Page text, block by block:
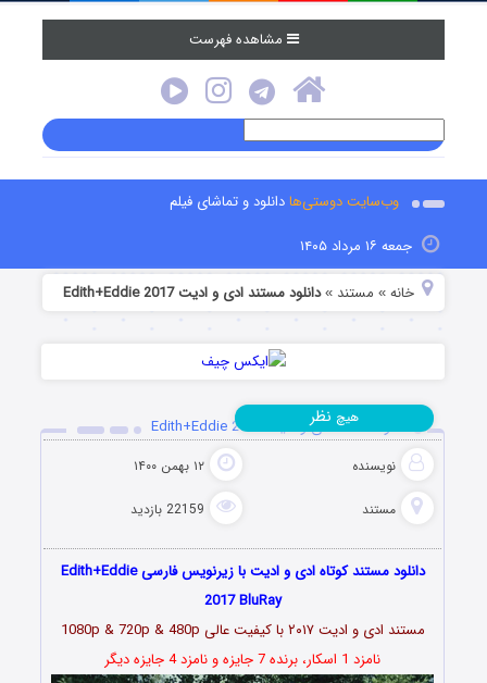
مشاهده فهرست
وب‌سایت دوستی‌هادانلود و تماشای فیلم
جمعه ۱۶ مرداد ۱۴۰۵
خانه » مستند »دانلود مستند ادی و ادیت Edith+Eddie 2017
دانلود مستند ادی و ادیت Edith+Eddie 2017
نویسنده ۱۲ بهمن ۱۴۰۰
مستند 22159 بازدید
هیچ نظر
دانلود مستند کوتاه ادی و ادیت با زیرنویس فارسی Edith+Eddie
2017 BluRay
مستند ادی و ادیت ۲۰۱۷
با کیفیت عالی 1080p & 720p & 480p
نامزد 1 اسکار، برنده 7 جایزه و نامزد 4 جایزه دیگر